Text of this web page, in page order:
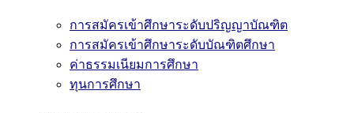
การสมัครเข้าศึกษาระดับปริญญาบัณฑิต
การสมัครเข้าศึกษาระดับบัณฑิตศึกษา
ค่าธรรมเนียมการศึกษา
ทุนการศึกษา